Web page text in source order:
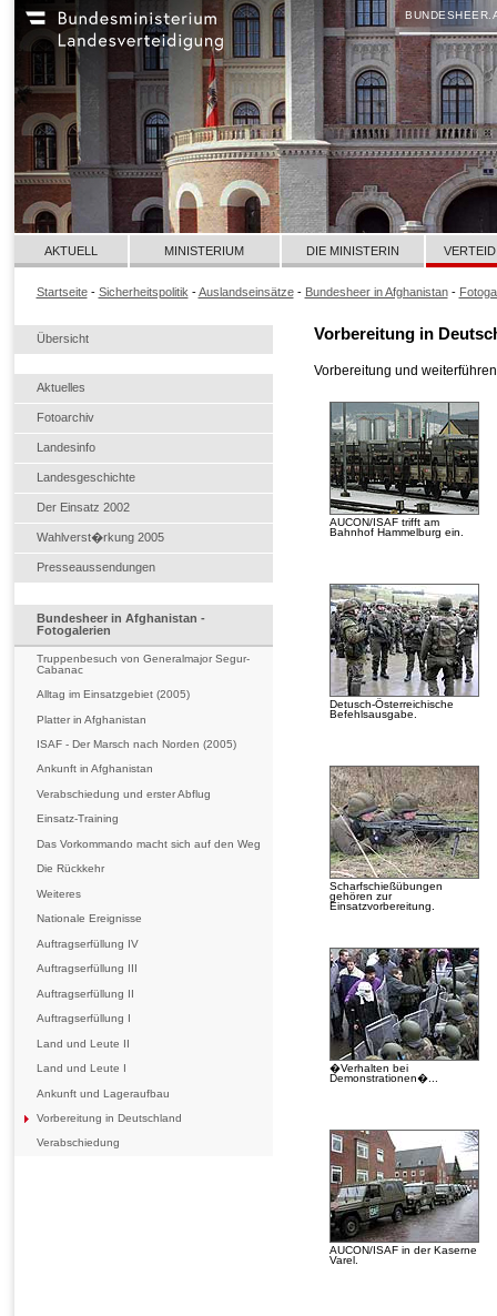
Übersicht
Aktuelles
Fotoarchiv
Landesinfo
Landesgeschichte
Der Einsatz 2002
Wahlverst�rkung 2005
Presseaussendungen
Bundesheer in Afghanistan -
Fotogalerien
Truppenbesuch von Generalmajor Segur-
Cabanac
Alltag im Einsatzgebiet (2005)
Platter in Afghanistan
ISAF - Der Marsch nach Norden (2005)
Ankunft in Afghanistan
Verabschiedung und erster Abflug
Einsatz-Training
Das Vorkommando macht sich auf den Weg
Die Rückkehr
Weiteres
Nationale Ereignisse
Auftragserfüllung IV
Auftragserfüllung III
Auftragserfüllung II
Auftragserfüllung I
Land und Leute II
Land und Leute I
Ankunft und Lageraufbau
Vorbereitung in Deutschland
Verabschiedung
AKTUELL MINISTERIUM DIE MINISTERIN
Startseite- Sicherheitspolitik -Auslandseinsätze- Bundesheer in Afghanistan-
Vorbereitung in
Vorbereitung und
AUCON/ISAF trifft am
Bahnhof Hammelburg ein.
Detusch-Österreichische
Befehlsausgabe.
Scharfschießübungen
gehören zur
Einsatzvorbereitung.
�Verhalten bei
Demonstrationen�...
AUCON/ISAF in der Kaserne
Varel.